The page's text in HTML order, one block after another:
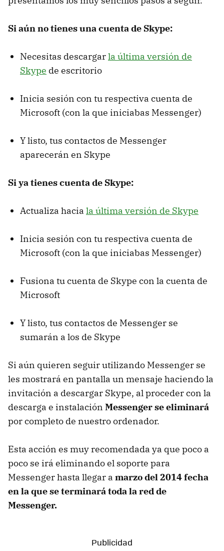
Si aún no tienes una cuenta de Skype:
Necesitas descargarla última versión de
Skype de escritorio
Inicia sesión con tu respectiva cuenta de
Microsoft (con la que iniciabas Messenger)
Y listo, tus contactos de Messenger
aparecerán en Skype
Si ya tienes cuenta de Skype:
Actualiza hacia la última versión de Skype
Inicia sesión con tu respectiva cuenta de
Microsoft (con la que iniciabas Messenger)
Fusiona tu cuenta de Skype con la cuenta de
Microsoft
Y listo, tus contactos de Messenger se
sumarán a los de Skype
Si aún quieren seguir utilizando Messenger se
les mostrará en pantalla un mensaje haciendo la
invitación a descargar Skype, al proceder con la
descarga e instalación Messenger se eliminará
por completo de nuestro ordenador.
Esta acción es muy recomendada ya que poco a
poco se irá eliminando el soporte para
Messenger hasta llegar a marzo del 2014 fecha
en la que se terminará toda la red de
Messenger.